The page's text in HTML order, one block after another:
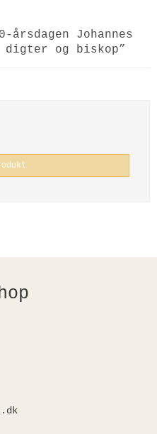
Johannes
digter og biskop”